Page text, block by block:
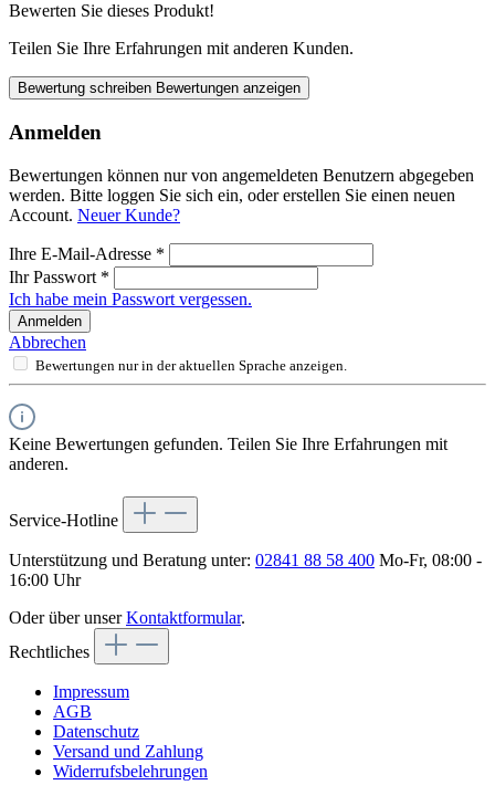
Bewerten Sie dieses Produkt!
Teilen Sie Ihre Erfahrungen mit anderen Kunden.
Bewertung schreiben Bewertungen anzeigen
Anmelden
Bewertungen können nur von angemeldeten Benutzern abgegeben
werden. Bitte loggen Sie sich ein, oder erstellen Sie einen neuen
Account. Neuer Kunde?
Ihre E-Mail-Adresse *
Ihr Passwort *
Ich habe mein Passwort vergessen.
Anmelden
Abbrechen
Bewertungen nur in der aktuellen Sprache anzeigen.
Keine Bewertungen gefunden. Teilen Sie Ihre Erfahrungen mit
anderen.
Service-Hotline
Unterstützung und Beratung unter: 02841 88 58 400 Mo-Fr, 08:00 -
16:00 Uhr
Oder über unserKontaktformular.
Rechtliches
Impressum
AGB
Datenschutz
Versand und Zahlung
Widerrufsbelehrungen